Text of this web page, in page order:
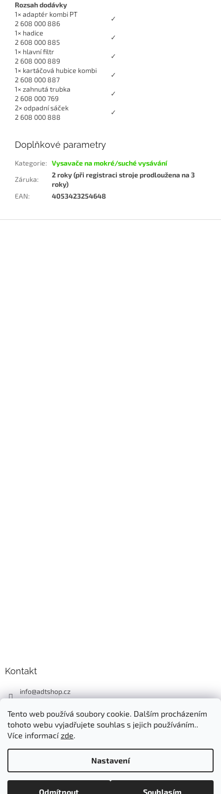
Tento web používá soubory cookie. Dalším procházením
tohoto webu vyjadřujete souhlas s jejich používáním..
Více informacízde.
Nastavení
Odmítnout Souhlasím
Rozsah dodávky
1× adaptér kombi PT
2 608 000 886
✓
1× hadice
2 608 000 885
✓
1× hlavní filtr
2 608 000 889
✓
1× kartáčová hubice kombi
2 608 000 887
✓
1× zahnutá trubka
2 608 000 769
✓
2× odpadní sáček
2 608 000 888
✓
Doplňkové parametry
Kategorie: Vysavače na mokré/suché vysávání
Záruka:
2 roky (při registraci stroje prodloužena na 3
roky)
EAN: 4053423254648
Kontakt
info@adtshop.cz
+420724549949
Vytvořil Shoptet